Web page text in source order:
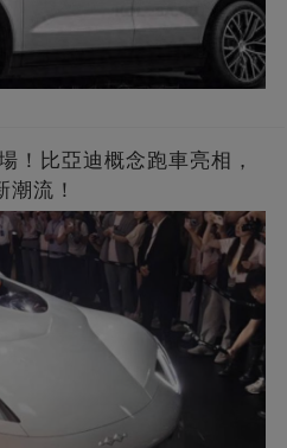
！比亞迪概念跑車亮相，
流！